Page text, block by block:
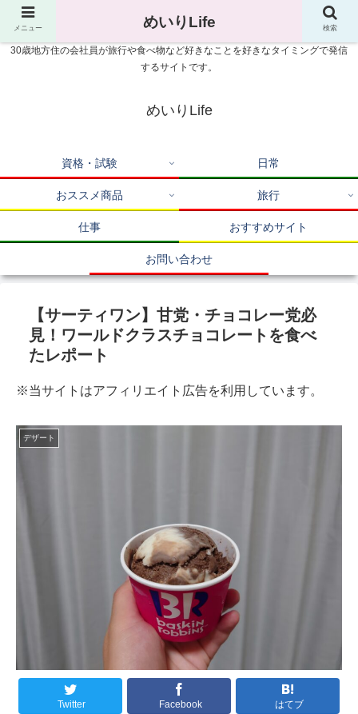
30歳地方住の会社員が旅行や食べ物など好きなことを好きなタイミングで発信
するサイトです。
めいりLife
資格・試験 日常
おススメ商品 旅行
仕事 おすすめサイト
お問い合わせ
【サーティワン】甘党・チョコレー党必
見！ワールドクラスチョコレートを食べ
たレポート
※当サイトはアフィリエイト広告を利用しています。
デザート
Twitter Facebook はてブ
メニュー めいりLife 検索